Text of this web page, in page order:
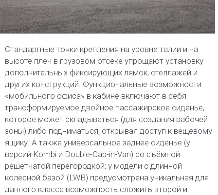
Стандартные точки крепления на уровне талии и на
высоте плеч в грузовом отсеке упрощают установку
дополнительных фиксирующих лямок, стеллажей и
других конструкций. Функциональные возможности
«мобильного офиса» в кабине включают в себя
трансформируемое двойное пассажирское сиденье,
которое может складываться (для создания рабочей
зоны) либо подниматься, открывая доступ к вещевому
ящику. А также универсальное заднее сиденье (у
версий Kombi и Double-Cab-in-Van) со съёмной
решетчатой перегородкой; у модели с длинной
колёсной базой (LWB) предусмотрена уникальная для
данного класса возможность сложить второй и